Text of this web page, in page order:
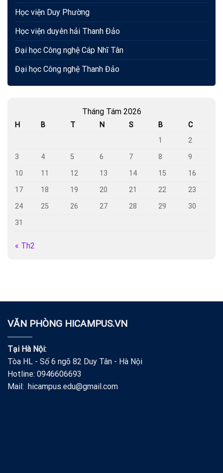
Học viện Duy Phường
Học viện duyên hải Thanh Đảo
Đại học Công nghệ Cáp Nhĩ Tân
Đại học Công nghệ Thanh Đảo
Tháng Tám 2026
H B T N S B
C
1
2
3
4 5 6 7 8
9
10
11 12 13 14 15
16
17
18 19 20 21 22
23
24
25 26 27 28 29
30
31
« Th2
VĂN PHÒNG HICAMPUS.VN
Tại Hà Nội:
Tòa HL - Số 6 ngõ 82 Duy Tân - Hà Nội
Hotline: 0946606693
Mail: hicampus.edu@gmail.com